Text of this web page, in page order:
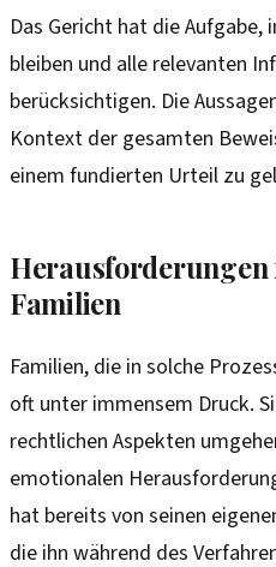
Das Gericht hat die Aufgabe,
bleiben und alle relevanten
berücksichtigen. Die
Kontext der gesamten
einem fundierten Urteil zu
Familien
Familien, die in solche
oft unter immensem Druck.
rechtlichen Aspekten
emotionalen
hat bereits von seinen
die ihn während des